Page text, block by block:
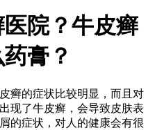
院？牛皮癣
膏？
癣的症状比较明显，而且对
现了牛皮癣，会导致皮肤表
的症状，对人的健康会有很